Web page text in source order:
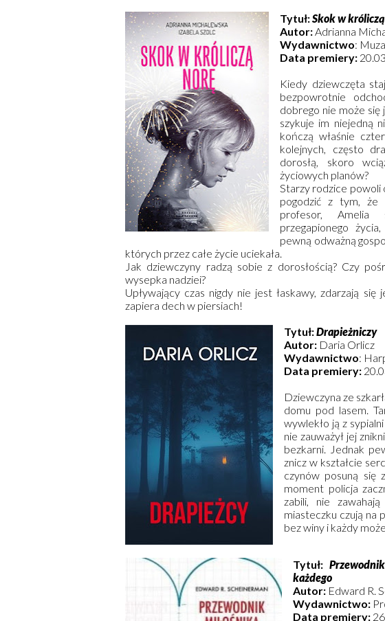
Tytuł:Skok w
Autor:Adrianna
Wydawnictwo: Muza
Data premiery:
Kiedy dziewczęta
bezpowrotnie
dobrego nie może się
szykuje im niejedną
kończą właśnie
kolejnych, często
dorosłą, skoro
życiowych planów?
Starzy rodzice powoli
pogodzić z tym, że
profesor, Amelia
przegapionego
pewną odważną
których przez całe życie uciekała.
Jak dziewczyny radzą sobie z dorosłością? Czy
wysepka nadziei?
Upływający czas nigdy nie jest łaskawy, zdarzają
zapiera dech w piersiach!
Tytuł:Drapieżniczy
Autor: Daria Orlicz
Wydawnictwo:
Data premiery:
Dziewczyna ze
domu pod lasem.
wywlekło ją z
nie zauważył jej
bezkarni. Jednak
znicz w kształcie
czynów posuną się
moment policja
zabili, nie
miasteczku czują na
bez winy i każdy
Tytuł:
każdego
Autor: Edward R.
Wydawnictwo:
Data premiery: